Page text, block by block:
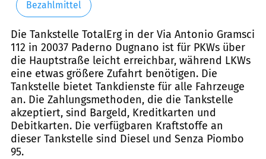
Bezahlmittel
Die Tankstelle TotalErg in der Via Antonio Gramsci
112 in 20037 Paderno Dugnano ist für PKWs über
die Hauptstraße leicht erreichbar, während LKWs
eine etwas größere Zufahrt benötigen. Die
Tankstelle bietet Tankdienste für alle Fahrzeuge
an. Die Zahlungsmethoden, die die Tankstelle
akzeptiert, sind Bargeld, Kreditkarten und
Debitkarten. Die verfügbaren Kraftstoffe an
dieser Tankstelle sind Diesel und Senza Piombo
95.